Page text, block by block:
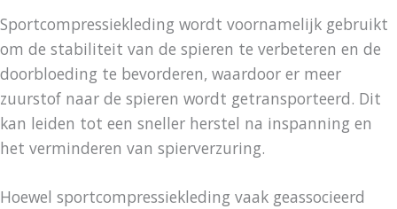
Sportcompressiekleding wordt voornamelijk gebruikt
om de stabiliteit van de spieren te verbeteren en de
doorbloeding te bevorderen, waardoor er meer
zuurstof naar de spieren wordt getransporteerd. Dit
kan leiden tot een sneller herstel na inspanning en
het verminderen van spierverzuring.
Hoewel sportcompressiekleding vaak geassocieerd